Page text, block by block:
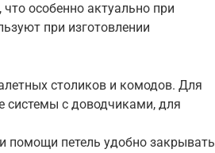
особенно актуально при
при изготовлении
столиков и комодов. Для
с доводчиками, для
помощи петель удобно закрывать